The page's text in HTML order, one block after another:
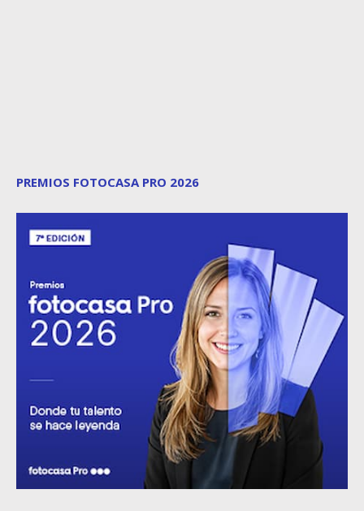
PREMIOS FOTOCASA PRO 2026